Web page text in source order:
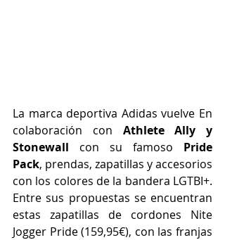
La marca deportiva Adidas vuelve En
colaboración con Athlete Ally y
Stonewall
con su famoso Pride
Pack, prendas, zapatillas y accesorios
con los colores de la bandera LGTBI+.
Entre sus propuestas se encuentran
estas zapatillas de cordones Nite
Jogger Pride (159,95€), con las franjas